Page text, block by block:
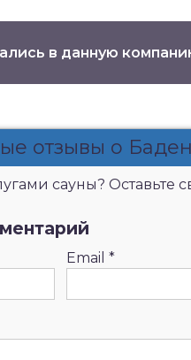
в данную
отзывы о
сауны? Оставьте
Email *